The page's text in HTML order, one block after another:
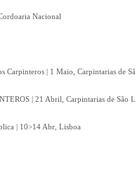
Nacional
Carpinteros | 1 Maio, Carpintarias de
| 21 Abril, Carpintarias de São
| 10>14 Abr, Lisboa